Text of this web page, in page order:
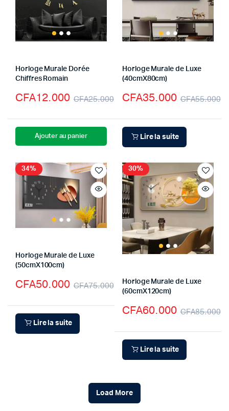
Horloge Murale Dorée
Chiffres Romain
CFA25.000
CFA12.000
Ajouter au panier
Horloge Murale de Luxe
(40cmX80cm)
CFA55.000
CFA35.000
Lire la suite
34%
Horloge Murale de Luxe
(50cmX100cm)
CFA75.000
CFA50.000
Lire la suite
30%
Horloge Murale de Luxe
(60cmX120cm)
CFA85.000
CFA60.000
Lire la suite
Load More